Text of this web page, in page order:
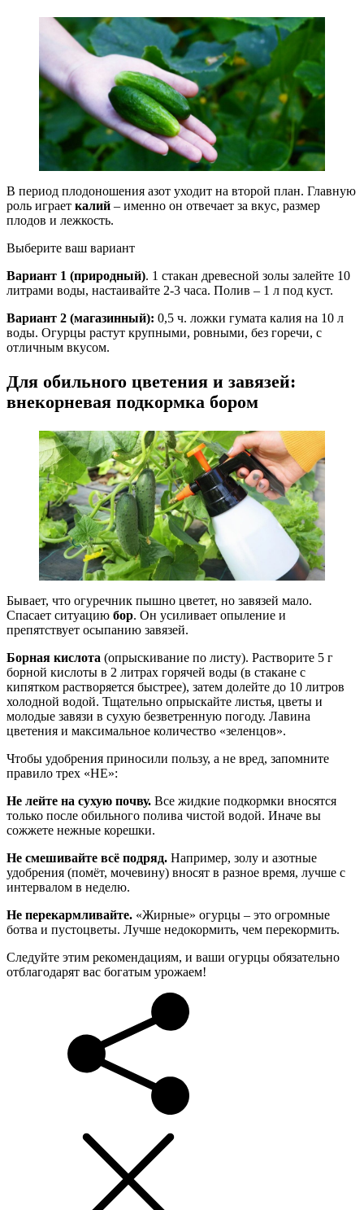
В период плодоношения азот уходит на второй план. Главную
роль играет калий – именно он отвечает за вкус, размер
плодов и лежкость.
Выберите ваш вариант
Вариант 1 (природный). 1 стакан древесной золы залейте 10
литрами воды, настаивайте 2-3 часа. Полив – 1 л под куст.
Вариант 2 (магазинный): 0,5 ч. ложки гумата калия на 10 л
воды. Огурцы растут крупными, ровными, без горечи, с
отличным вкусом.
Для обильного цветения и завязей:
внекорневая подкормка бором
Бывает, что огуречник пышно цветет, но завязей мало.
Спасает ситуацию бор. Он усиливает опыление и
препятствует осыпанию завязей.
Борная кислота (опрыскивание по листу). Растворите 5 г
борной кислоты в 2 литрах горячей воды (в стакане с
кипятком растворяется быстрее), затем долейте до 10 литров
холодной водой. Тщательно опрыскайте листья, цветы и
молодые завязи в сухую безветренную погоду. Лавина
цветения и максимальное количество «зеленцов».
Чтобы удобрения приносили пользу, а не вред, запомните
правило трех «НЕ»:
Не лейте на сухую почву. Все жидкие подкормки вносятся
только после обильного полива чистой водой. Иначе вы
сожжете нежные корешки.
Не смешивайте всё подряд. Например, золу и азотные
удобрения (помёт, мочевину) вносят в разное время, лучше с
интервалом в неделю.
Не перекармливайте. «Жирные» огурцы – это огромные
ботва и пустоцветы. Лучше недокормить, чем перекормить.
Следуйте этим рекомендациям, и ваши огурцы обязательно
отблагодарят вас богатым урожаем!